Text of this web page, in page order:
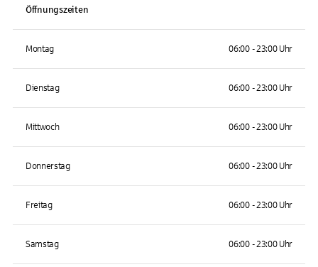
Öffnungszeiten
Montag 06:00 - 23:00 Uhr
Dienstag 06:00 - 23:00 Uhr
Mittwoch 06:00 - 23:00 Uhr
Donnerstag 06:00 - 23:00 Uhr
Freitag 06:00 - 23:00 Uhr
Samstag 06:00 - 23:00 Uhr